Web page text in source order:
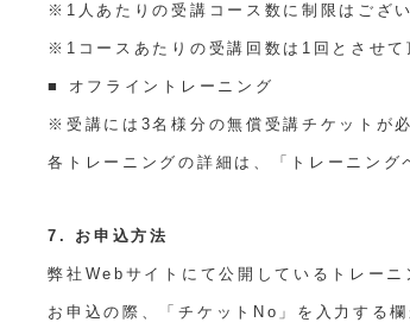
※1人あたりの受講コース数に制限はござ
※1コースあたりの受講回数は1回とさせて
■ オフライントレーニング
※受講には3名様分の無償受講チケットが
各トレーニングの詳細は、「トレーニング
7. お申込方法
弊社Webサイトにて公開しているトレー
お申込の際、「チケットNo」を入力する